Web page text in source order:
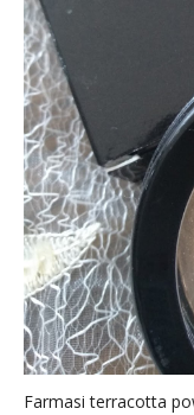
Farmasi terracotta